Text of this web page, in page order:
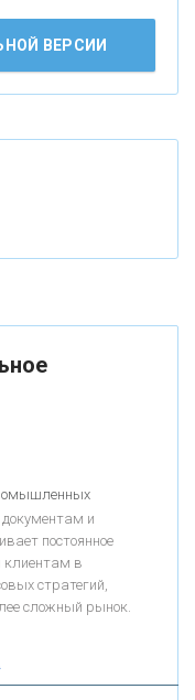
за пять лет
ВЕРСИИ
и
постоянное
в
стратегий,
сложный рынок.